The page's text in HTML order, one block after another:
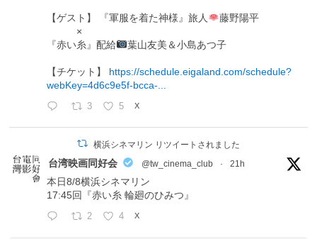
【ゲスト】 『軍服を着た神様』旅人
藤野陽平
×
『赤い糸』配給
葉山友美＆小島あつ子
【チケット】 https://schedule.eigaland.com/schedule?
webKey=4d6c9e5f-bcca-...
3 5 X
横浜シネマリン リツイートされました
台湾映画同好会 @tw_cinema_club · 21h
本日8/8横浜シネマリン
17:45回『赤い糸 輪廻のひみつ』
2 4 X